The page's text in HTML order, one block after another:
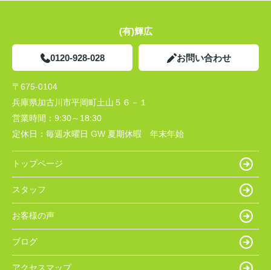
(有)輝広
0120-928-028 お問い合わせ
〒675-0104
兵庫県加古川市平岡町土山５６－１
営業時間： 9:30～18:30
定休日： 毎週水曜日 GW 夏期休暇 年末年始
トップページ
スタッフ
お客様の声
ブログ
アクセスマップ